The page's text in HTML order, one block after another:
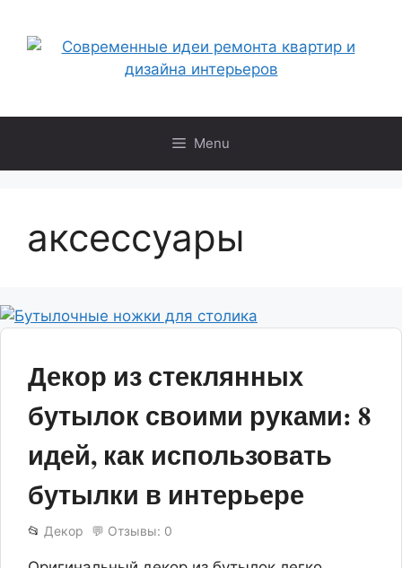
content
Menu
аксессуары
Декор из стеклянных
бутылок своими руками: 8
идей, как использовать
бутылки в интерьере
📂 Декор 💬 Отзывы: 0